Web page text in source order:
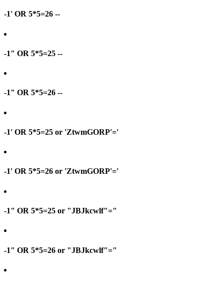
-1' OR 5*5=26 --
-1" OR 5*5=25 --
-1" OR 5*5=26 --
-1' OR 5*5=25 or 'ZtwmGORP'='
-1' OR 5*5=26 or 'ZtwmGORP'='
-1" OR 5*5=25 or "JBJkcwlf"="
-1" OR 5*5=26 or "JBJkcwlf"="